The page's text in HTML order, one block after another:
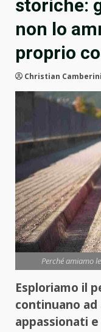
storiche:
non lo
proprio
Christian Camberini
Perché amiamo
Esploriamo il
continuano
appassionati